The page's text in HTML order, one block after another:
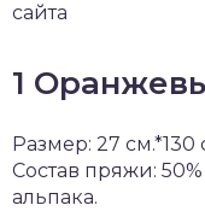
сайта
1
Размер: 27 см.*130
Состав пряжи:
альпака.